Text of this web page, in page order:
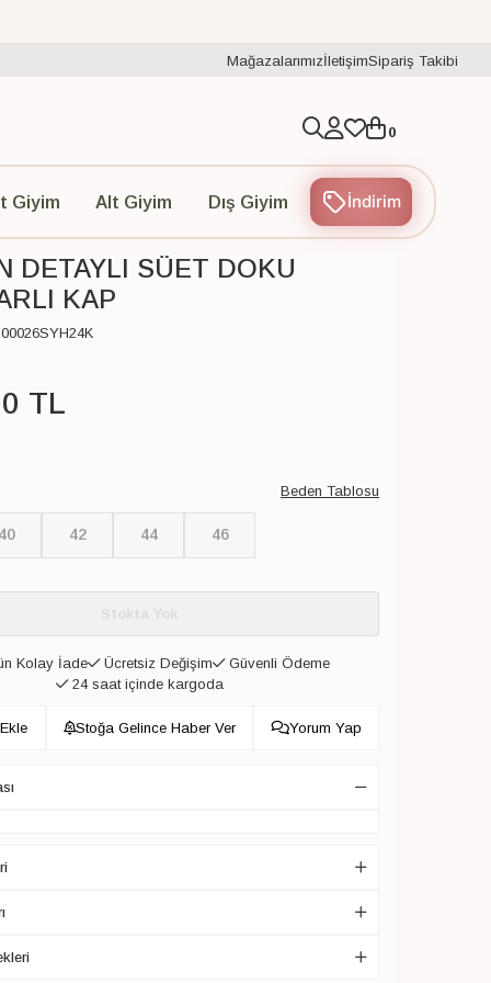
MağazalarımızİletişimSipariş Takibi
0
Giyim Alt Giyim Dış Giyim İndirim
DETAYLI SÜET DOKU
KAP
TL
Beden Tablosu
40 42 44 46
Kolay İade Ücretsiz Değişim
Güvenli Ödeme
24 saat içinde kargoda
Stoğa Gelince Haber Ver Yorum Yap